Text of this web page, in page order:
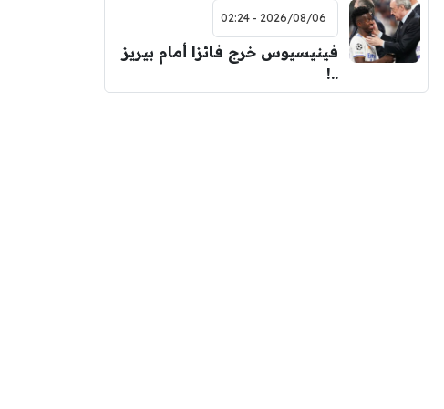
2026/08/06 - 02:24
فينيسيوس خرج فائزا أمام بيريز
..!